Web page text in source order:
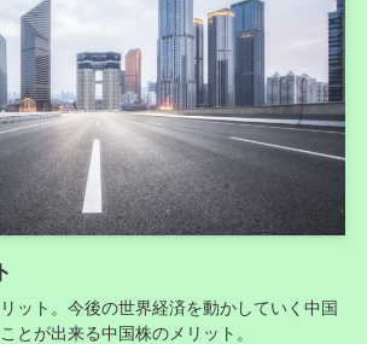
ット。今後の世界経済を動かしていく中国
とが出来る中国株のメリット。